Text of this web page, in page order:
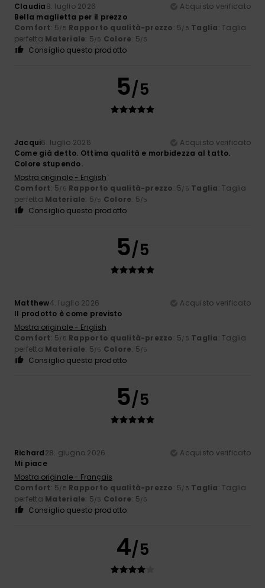
Claudia8. luglio 2026
Acquisto verificato
Bella maglietta per il prezzo
Comfort: 5/5 Rapporto qualità-prezzo: 5/5 Taglia: Taglia
perfetta Materiale: 5/5 Colore: 5/5
Consiglio questo prodotto
5/5
Jacqui6. luglio 2026
Acquisto verificato
Come già detto. Ottima qualità e morbidezza al tatto.
Colore stupendo.
Mostra originale - English
Comfort: 5/5 Rapporto qualità-prezzo: 5/5 Taglia: Taglia
perfetta Materiale: 5/5 Colore: 5/5
Consiglio questo prodotto
5/5
Matthew4. luglio 2026
Acquisto verificato
Il prodotto è come previsto
Mostra originale - English
Comfort: 5/5 Rapporto qualità-prezzo: 5/5 Taglia: Taglia
perfetta Materiale: 5/5 Colore: 5/5
Consiglio questo prodotto
5/5
Richard28. giugno 2026
Acquisto verificato
Mi piace
Mostra originale - Français
Comfort: 5/5 Rapporto qualità-prezzo: 5/5 Taglia: Taglia
perfetta Materiale: 5/5 Colore: 5/5
Consiglio questo prodotto
4/5